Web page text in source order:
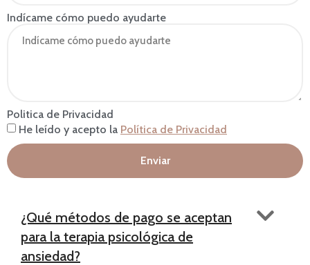
Indícame cómo puedo ayudarte
Politica de Privacidad
He leído y acepto la Política de Privacidad
Enviar
¿Qué métodos de pago se aceptan
para la terapia psicológica de
ansiedad?